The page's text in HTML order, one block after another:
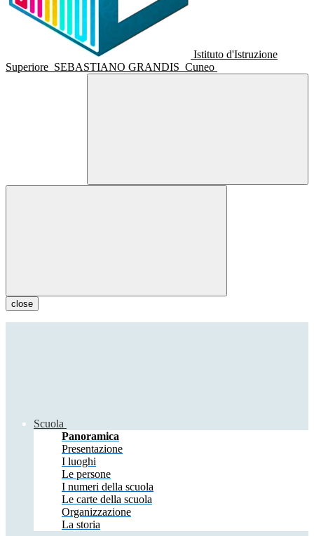
Istituto d'Istruzione
Superiore SEBASTIANO GRANDIS Cuneo
close
Scuola
Panoramica
Presentazione
I luoghi
Le persone
I numeri della scuola
Le carte della scuola
Organizzazione
La storia